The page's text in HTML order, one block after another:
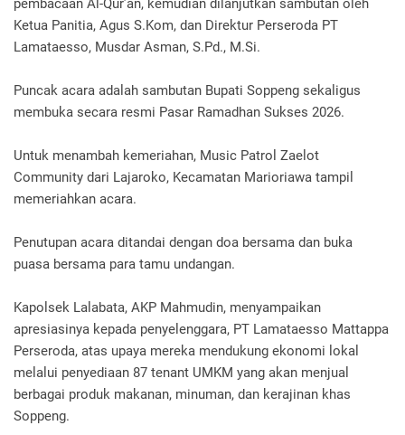
pembacaan Al-Qur’an, kemudian dilanjutkan sambutan oleh
Ketua Panitia, Agus S.Kom, dan Direktur Perseroda PT
Lamataesso, Musdar Asman, S.Pd., M.Si.
Puncak acara adalah sambutan Bupati Soppeng sekaligus
membuka secara resmi Pasar Ramadhan Sukses 2026.
Untuk menambah kemeriahan, Music Patrol Zaelot
Community dari Lajaroko, Kecamatan Marioriawa tampil
memeriahkan acara.
Penutupan acara ditandai dengan doa bersama dan buka
puasa bersama para tamu undangan.
Kapolsek Lalabata, AKP Mahmudin, menyampaikan
apresiasinya kepada penyelenggara, PT Lamataesso Mattappa
Perseroda, atas upaya mereka mendukung ekonomi lokal
melalui penyediaan 87 tenant UMKM yang akan menjual
berbagai produk makanan, minuman, dan kerajinan khas
Soppeng.